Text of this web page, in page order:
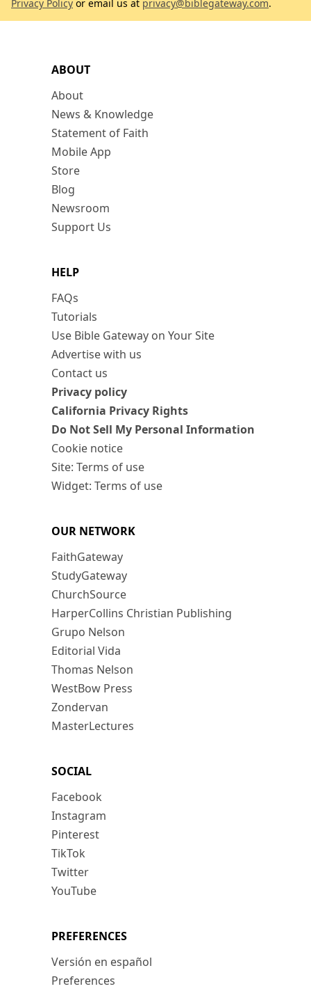
ABOUT
About
News & Knowledge
Statement of Faith
Mobile App
Store
Blog
Newsroom
Support Us
HELP
FAQs
Tutorials
Use Bible Gateway on Your Site
Advertise with us
Contact us
Privacy policy
California Privacy Rights
Do Not Sell My Personal Information
Cookie notice
Site: Terms of use
Widget: Terms of use
OUR NETWORK
FaithGateway
StudyGateway
ChurchSource
HarperCollins Christian Publishing
Grupo Nelson
Editorial Vida
Thomas Nelson
WestBow Press
Zondervan
MasterLectures
SOCIAL
Facebook
Instagram
Pinterest
TikTok
Twitter
YouTube
PREFERENCES
Versión en español
Preferences
Privacy Policy or email us at privacy@biblegateway.com.